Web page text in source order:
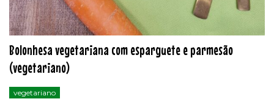
Bolonhesa vegetariana com esparguete e parmesão
(vegetariano)
vegetariano